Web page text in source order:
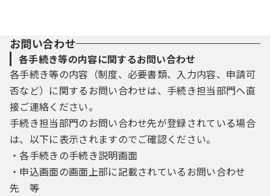
利用に伴って生じる各種電子情報を適正に管
理してください｡
（１）本サービスの利用環境として定めるＯ
Ｓ（オペレーティングシステム）・Ｗｅｂブ
ラウザが動作する電子計算機
（２）ＪａｖａＳｃｒｉｐｔが利用できる環
境（ただし、電子署名を利用する場合に限
る）
（３）クッキーが利用できる環境
（４）インターネットが利用できるネットワ
ーク環境
お問い合わせ
各手続き等の内容に関するお問い合わせ
各手続き等の内容（制度、必要書類、入力内容、申請可
否など）に関するお問い合わせは、手続き担当部門へ直
接ご連絡ください。
手続き担当部門のお問い合わせ先が登録されている場合
は、以下に表示されますのでご確認ください。
・各手続きの手続き説明画面
・申込画面の画面上部に記載されているお問い合わせ
先 等